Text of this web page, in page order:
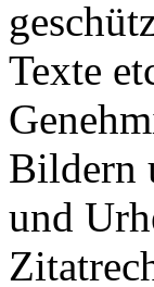
Texte
Bildern
und